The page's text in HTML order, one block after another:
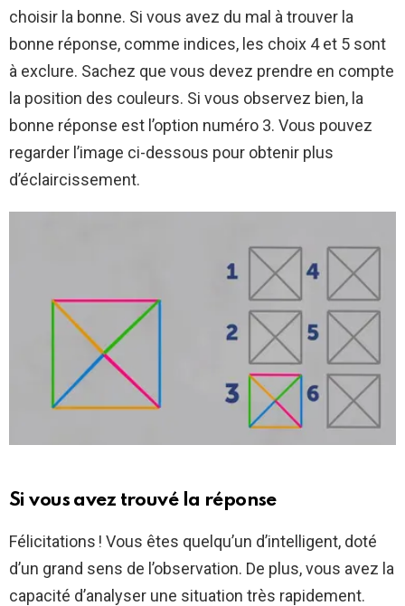
choisir la bonne. Si vous avez du mal à trouver la
bonne réponse, comme indices, les choix 4 et 5 sont
à exclure. Sachez que vous devez prendre en compte
la position des couleurs. Si vous observez bien, la
bonne réponse est l’option numéro 3. Vous pouvez
regarder l’image ci-dessous pour obtenir plus
d’éclaircissement.
Si vous avez trouvé la réponse
Félicitations ! Vous êtes quelqu’un d’intelligent, doté
d’un grand sens de l’observation. De plus, vous avez la
capacité d’analyser une situation très rapidement.